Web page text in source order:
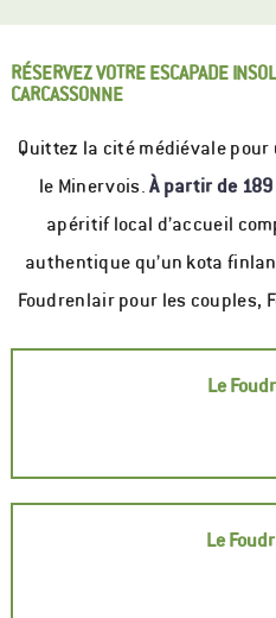
RÉSERVEZ VOTRE ESCAPADE
CARCASSONNE
Quittez la cité médiévale
le Minervois.À partir de
apéritif local d’accueil
authentique qu’un kota
Foudrenlair pour les couples,
Le
Le